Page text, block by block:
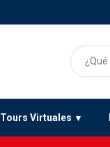
Tours Virtuales